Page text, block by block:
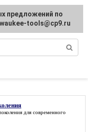
для современного
предложений по
tools@cp9.ru